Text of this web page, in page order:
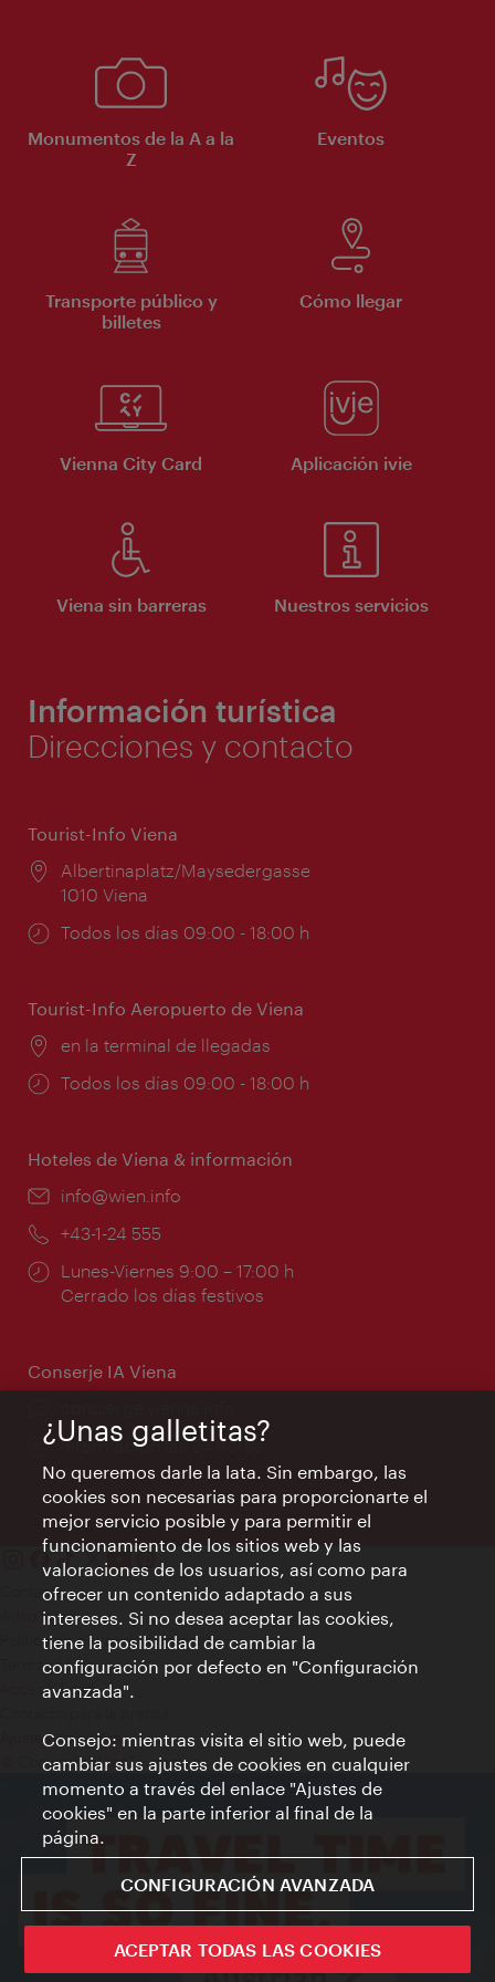
Monumentos de la A a la
Z
Eventos
Transporte público y
billetes
Cómo llegar
Vienna City Card Aplicación ivie
Viena sin barreras Nuestros servicios
Información turística
Direcciones y contacto
Tourist-Info Viena
Lugar:
Albertinaplatz/Maysedergasse
1010 Viena
Horarios
Todos los días 09:00 - 18:00 h
Tourist-Info Aeropuerto de Viena
Lugar:
en la terminal de llegadas
Horarios
Todos los días 09:00 - 18:00 h
Hoteles de Viena & información
e-
info@wien.info
Teléfono:
+43-1-24 555
Horarios
de
Lunes-Viernes 9:00 – 17:00 h
Cerrado los días festivos
Conserje IA Viena
Información las 24 horas
Contacto
Aviso legal
Política de privacidad de datos
Terms of Use
Accesibilidad
Ajustes de cookie
© Copyright WienTourismus
¿Unas galletitas?
No queremos darle la lata. Sin embargo, las
cookies son necesarias para proporcionarte el
mejor servicio posible y para permitir el
funcionamiento de los sitios web y las
valoraciones de los usuarios, así como para
ofrecer un contenido adaptado a sus
intereses. Si no desea aceptar las cookies,
tiene la posibilidad de cambiar la
configuración por defecto en "Configuración
avanzada".
Consejo: mientras visita el sitio web, puede
cambiar sus ajustes de cookies en cualquier
momento a través del enlace "Ajustes de
cookies" en la parte inferior al final de la
página.
CONFIGURACIÓN AVANZADA
ACEPTAR TODAS LAS COOKIES